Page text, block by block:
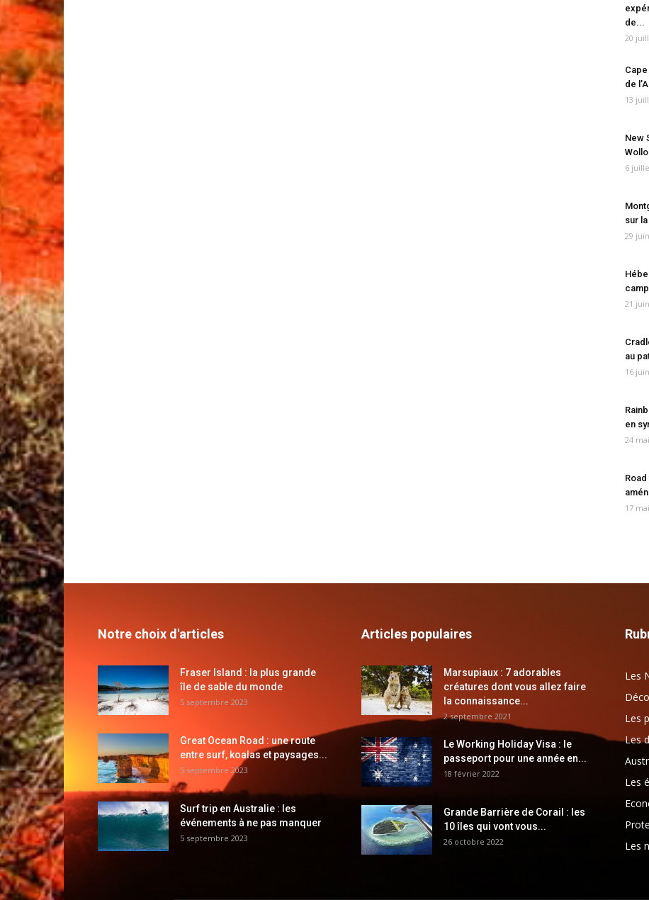
de...
20
de
13
New
6
sur
29
21
au
16
en
24
17
Notre choix d'articles
Fraser Island : la plus grande
île de sable du monde
5 septembre 2023
Great Ocean Road : une route
entre surf, koalas et paysages...
5 septembre 2023
Surf trip en Australie : les
événements à ne pas manquer
5 septembre 2023
Articles populaires
Marsupiaux : 7 adorables
créatures dont vous allez faire
la connaissance...
2 septembre 2021
Le Working Holiday Visa : le
passeport pour une année en...
18 février 2022
Grande Barrière de Corail : les
10 îles qui vont vous...
26 octobre 2022
Les
Les
Les
Les
Les